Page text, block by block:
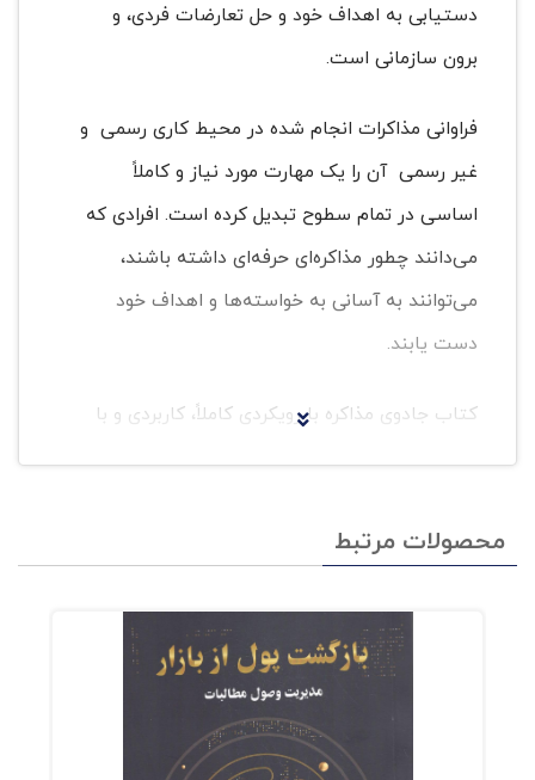
دستیابی به اهداف خود و حل تعارضات فردی، و
برون سازمانی است.
فراوانی مذاکرات انجام شده در محیط کاری رسمی و
غیر رسمی آن را یک مهارت مورد نیاز و کاملاً
اساسی در تمام سطوح تبدیل کرده است. افرادی که
می‌دانند چطور مذاکره‌ای حرفه‌ای داشته باشند،
می‌توانند به آسانی به خواسته‌ها و اهداف خود
دست یابند.
کتاب جادوی مذاکره با رویکردی کاملاً، کاربردی و با
مذاکرات و با هر سطح دانش و تجربه‌ای به
محصولات مرتبط